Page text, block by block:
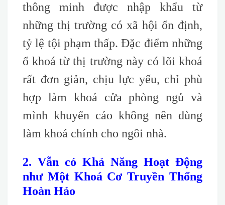
thông minh được nhập khẩu từ
những thị trường có xã hội ổn định,
tỷ lệ tội phạm thấp. Đặc điểm những
ổ khoá từ thị trường này có lõi khoá
rất đơn giản, chịu lực yếu, chỉ phù
hợp làm khoá cửa phòng ngủ và
mình khuyến cáo không nên dùng
làm khoá chính cho ngôi nhà.
2. Vẫn có Khả Năng Hoạt Động
như Một Khoá Cơ Truyền Thống
Hoàn Hảo